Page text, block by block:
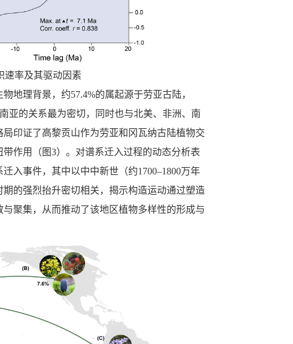
速率及其驱动因素
物地理背景，约57.4%的属起源于劳亚古陆，
亚的关系最为密切，同时也与北美、非洲、南
印证了高黎贡山作为劳亚和冈瓦纳古陆植物交
作用 （图3）。对谱系迁入过程的动态分析表
入事件，其中以中中新世（约1700–1800万年
的强烈抬升密切相关，揭示构造运动通过塑造
聚集，从而推动了该地区植物多样性的形成与